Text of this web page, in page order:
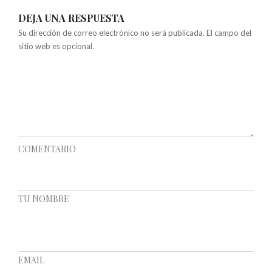
DEJA UNA RESPUESTA
Su dirección de correo electrónico no será publicada. El campo del
sitio web es opcional.
COMENTARIO
TU NOMBRE
EMAIL